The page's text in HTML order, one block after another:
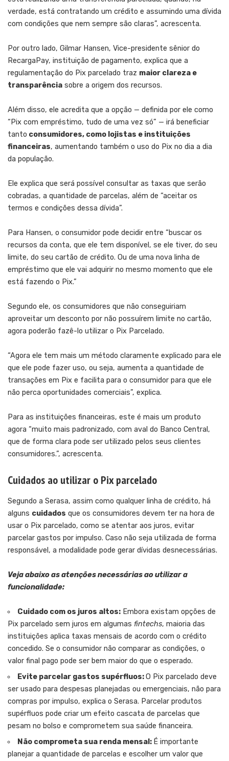
verdade, está contratando um crédito e assumindo uma dívida
com condições que nem sempre são claras”, acrescenta.
Por outro lado, Gilmar Hansen, Vice-presidente sênior do
RecargaPay, instituição de pagamento, explica que a
regulamentação do Pix parcelado traz maior clareza e
transparência sobre a origem dos recursos.
Além disso, ele acredita que a opção — definida por ele como
“Pix com empréstimo, tudo de uma vez só” — irá beneficiar
tanto consumidores, como lojistas e instituições
financeiras, aumentando também o uso do Pix no dia a dia
da população.
Ele explica que será possível consultar as taxas que serão
cobradas, a quantidade de parcelas, além de “aceitar os
termos e condições dessa dívida”.
Para Hansen, o consumidor pode decidir entre “buscar os
recursos da conta, que ele tem disponível, se ele tiver, do seu
limite, do seu cartão de crédito. Ou de uma nova linha de
empréstimo que ele vai adquirir no mesmo momento que ele
está fazendo o Pix.”
Segundo ele, os consumidores que não conseguiriam
aproveitar um desconto por não possuírem limite no cartão,
agora poderão fazê-lo utilizar o Pix Parcelado.
“Agora ele tem mais um método claramente explicado para ele
que ele pode fazer uso, ou seja, aumenta a quantidade de
transações em Pix e facilita para o consumidor para que ele
não perca oportunidades comerciais”, explica.
Para as instituições financeiras, este é mais um produto
agora “muito mais padronizado, com aval do Banco Central,
que de forma clara pode ser utilizado pelos seus clientes
consumidores.”, acrescenta.
Cuidados ao utilizar o Pix parcelado
Segundo a Serasa, assim como qualquer linha de crédito, há
alguns cuidados que os consumidores devem ter na hora de
usar o Pix parcelado, como se atentar aos juros, evitar
parcelar gastos por impulso. Caso não seja utilizada de forma
responsável, a modalidade pode gerar dívidas desnecessárias.
Veja abaixo as atenções necessárias ao utilizar a
funcionalidade:
Cuidado com os juros altos: Embora existam opções de
Pix parcelado sem juros em algumas fintechs, maioria das
instituições aplica taxas mensais de acordo com o crédito
concedido. Se o consumidor não comparar as condições, o
valor final pago pode ser bem maior do que o esperado.
Evite parcelar gastos supérfluos:O Pix parcelado deve
ser usado para despesas planejadas ou emergenciais, não para
compras por impulso, explica o Serasa. Parcelar produtos
supérfluos pode criar um efeito cascata de parcelas que
pesam no bolso e comprometem sua saúde financeira.
Não comprometa sua renda mensal: É importante
planejar a quantidade de parcelas e escolher um valor que